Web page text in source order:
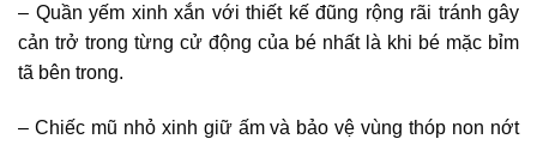
– Quần yếm xinh xắn với thiết kế đũng rộng rãi tránh gây
cản trở trong từng cử động của bé nhất là khi bé mặc bỉm
tã bên trong.
– Chiếc mũ nhỏ xinh giữ ấm và bảo vệ vùng thóp non nớt